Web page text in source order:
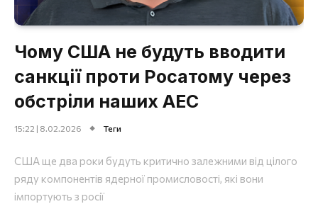
Чому США не будуть вводити
санкції проти Росатому через
обстріли наших АЕС
15:22 | 8.02.2026 Теги
США ще два роки будуть критично залежними від цілого
ряду компонентів ядерної промисловості, які вони
імпортують з росії